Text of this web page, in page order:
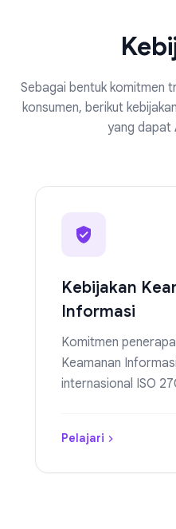
Sebagai bentuk komitmen
konsumen, berikut
yang dapat
Kebijakan
Informasi
Komitmen
Keamanan
internasional ISO
Pelajari